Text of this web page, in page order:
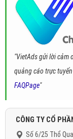
"VietAds gửi lời cảm
quảng cáo trực
FAQPage"
CÔNG TY CỔ
Số 6/25 Thổ